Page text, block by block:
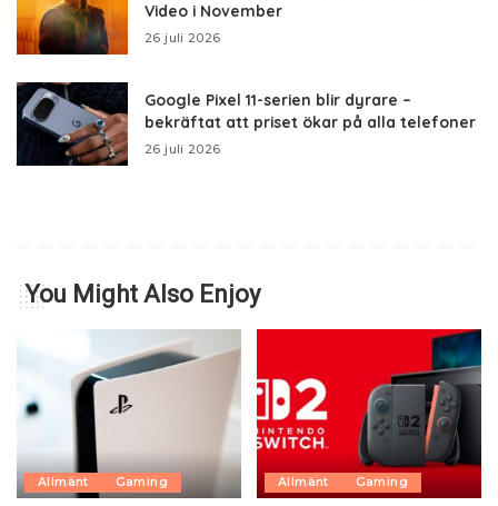
Video i November
26 juli 2026
Google Pixel 11-serien blir dyrare –
bekräftat att priset ökar på alla telefoner
26 juli 2026
You Might Also Enjoy
Allmänt Gaming Allmänt Gaming